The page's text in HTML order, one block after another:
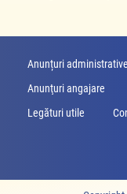
Anunțuri administrative
Anunţuri angajare
Legături utile